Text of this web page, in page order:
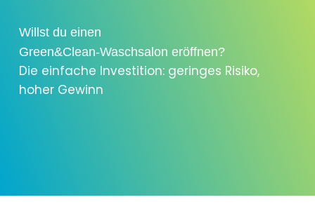
Willst du einen
Green&Clean-Waschsalon eröffnen?
Die einfache Investition: geringes Risiko,
hoher Gewinn